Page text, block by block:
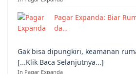
Pagar Expanda: Biar
da…
Gak bisa dipungkiri, keamanan
[...Klik Baca Selanjutnya...]
In Pagar Expanda